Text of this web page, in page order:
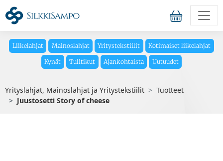
Liikelahjat Mainoslahjat Yritystekstiilit Kotimaiset liikelahjat
Kynät Tulitikut Ajankohtaista Uutuudet
Yrityslahjat, Mainoslahjat ja Yritystekstiilit
Tuotteet
Juustosetti Story of cheese